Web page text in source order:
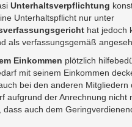
Unterhaltsverpflichtung
Unterhaltspflicht nur unter
hat jedoch
als verfassungsgemäß
Einkommen plötzlich
mit seinem Einkommen
bei den anderen Mitgliedern
aufgrund der Anrechnung nicht
auch dem